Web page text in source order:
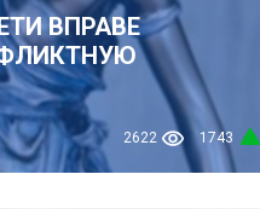
ВПРАВЕ
2622 1743